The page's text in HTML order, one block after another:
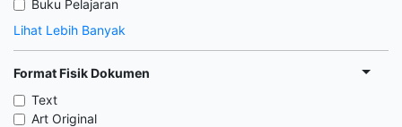
Buku Pelajaran
Lihat Lebih Banyak
Format Fisik Dokumen
Text
Art Original